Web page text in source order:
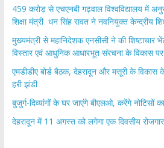
459 करोड़ से एचएनबी गढ़वाल विश्वविद्यालय में
शिक्षा मंत्री धन सिंह रावत ने नवनियुक्त केन्द्रीय
मुख्यमंत्री से महानिदेशक एनसीसी ने की शिष्टाचार
विस्तार एवं आधुनिक आधारभूत संरचना के विकास पर
एमडीडीए बोर्ड बैठक, देहरादून और मसूरी के विकास
हरी झंडी
बुजुर्ग-दिव्यांगों के घर जाएंगे बीएलओ, करेंगे नोटिसों
​देहरादून में 11 अगस्त को लगेगा एक दिवसीय रोजगार